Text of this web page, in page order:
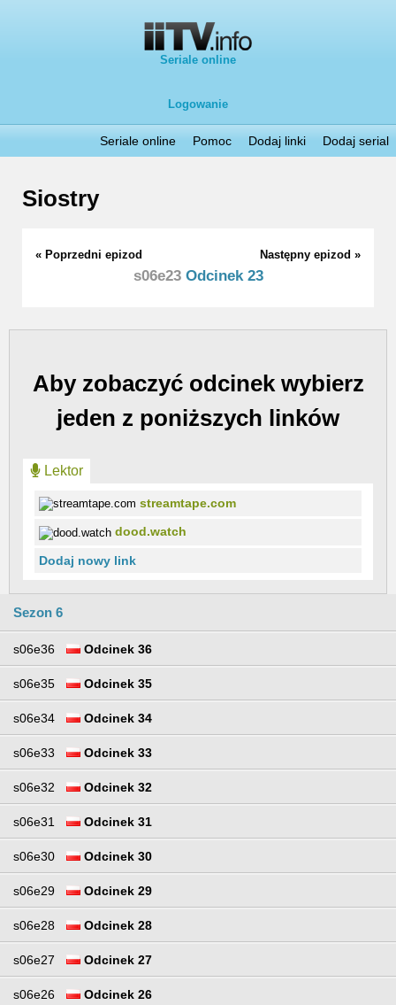
Seriale online
Logowanie
Seriale online Pomoc Dodaj linki Dodaj serial
Siostry
« Poprzedni epizod Następny epizod »
s06e23Odcinek 23
Aby zobaczyć odcinek wybierz
jeden z poniższych linków
Lektor
streamtape.com
dood.watch
Dodaj nowy link
Sezon 6
s06e36 Odcinek 36
s06e35 Odcinek 35
s06e34 Odcinek 34
s06e33 Odcinek 33
s06e32 Odcinek 32
s06e31 Odcinek 31
s06e30 Odcinek 30
s06e29 Odcinek 29
s06e28 Odcinek 28
s06e27 Odcinek 27
s06e26 Odcinek 26